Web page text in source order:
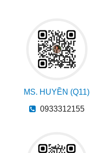
MS. HUYỀN (Q11)
0933312155